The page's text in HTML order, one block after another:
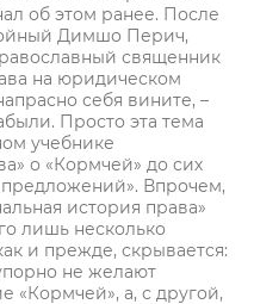
об этом ранее. После
Димшо Перич,
священник
на юридическом
себя вините, –
Просто эта тема
учебнике
о «Кормчей» до сих
Впрочем,
история права»
лишь несколько
и прежде, скрывается:
не желают
«Кормчей», а, с другой,